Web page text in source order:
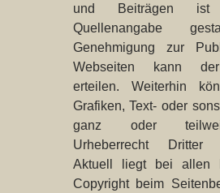
und Beiträgen
Quellenangabe
Genehmigung zur
Webseiten kann
erteilen. Weiterhin
Grafiken, Text- oder
ganz oder
Urheberrecht Dritter
Aktuell liegt bei allen
Copyright beim